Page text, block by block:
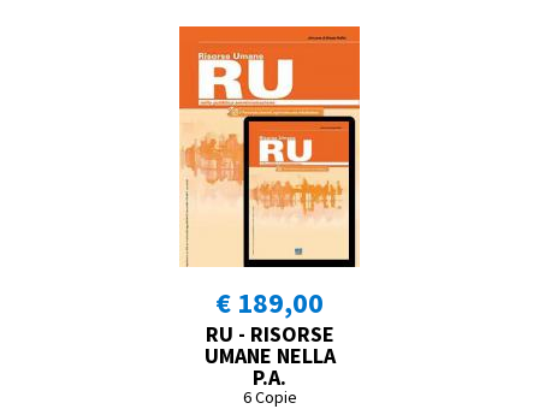
€ 189,00
RU - RISORSE
UMANE NELLA
P.A.
6 Copie